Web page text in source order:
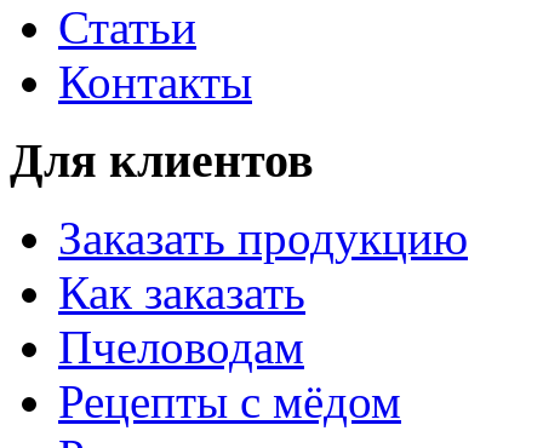
Статьи
Контакты
Для клиентов
Заказать продукцию
Как заказать
Пчеловодам
Рецепты с мёдом